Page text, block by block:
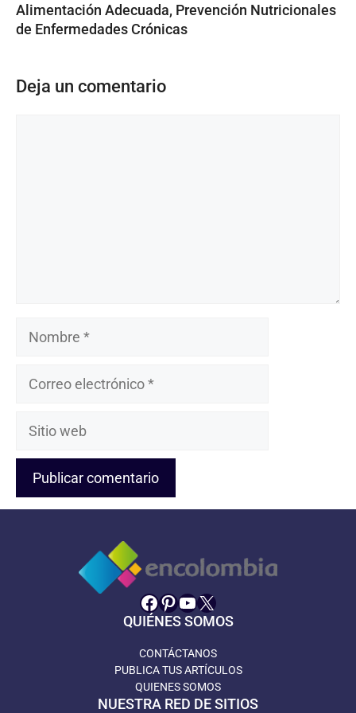
Alimentación Adecuada, Prevención Nutricionales
de Enfermedades Crónicas
Deja un comentario
Nombre
Sitio
Facebook
Pinterest
YouTube
X
QUIÉNES SOMOS
CONTÁCTANOS
PUBLICA TUS ARTÍCULOS
QUIENES SOMOS
NUESTRA RED DE SITIOS